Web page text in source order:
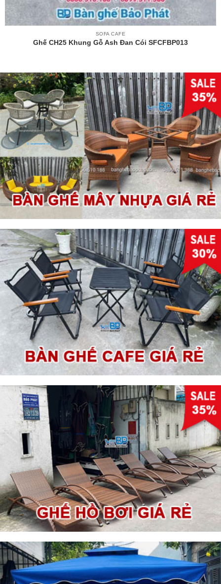
SOFA CAFE
Ghế CH25 Khung Gỗ Ash Đan Cói SFCFBP013